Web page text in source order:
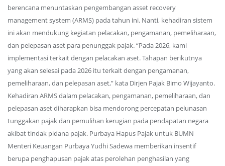
berencana menuntaskan pengembangan asset recovery
management system (ARMS) pada tahun ini. Nanti, kehadiran sistem
ini akan mendukung kegiatan pelacakan, pengamanan, pemeliharaan,
dan pelepasan aset para penunggak pajak. “Pada 2026, kami
implementasi terkait dengan pelacakan aset. Tahapan berikutnya
yang akan selesai pada 2026 itu terkait dengan pengamanan,
pemeliharaan, dan pelepasan aset,” kata Dirjen Pajak Bimo Wijayanto.
Kehadiran ARMS dalam pelacakan, pengamanan, pemeliharaan, dan
pelepasan aset diharapkan bisa mendorong percepatan pelunasan
tunggakan pajak dan pemulihan kerugian pada pendapatan negara
akibat tindak pidana pajak. Purbaya Hapus Pajak untuk BUMN
Menteri Keuangan Purbaya Yudhi Sadewa memberikan insentif
berupa penghapusan pajak atas perolehan penghasilan yang